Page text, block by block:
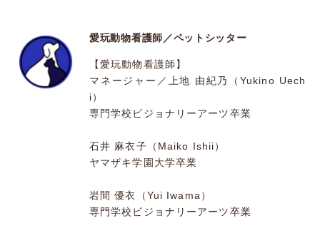
愛玩動物看護師／ペットシッター
【愛玩動物看護師】
マネージャー／上地 由紀乃（Yukino Uech
i）
専門学校ビジョナリーアーツ卒業
石井 麻衣子（Maiko Ishii）
ヤマザキ学園大学卒業
岩間 優衣（Yui Iwama）
専門学校ビジョナリーアーツ卒業